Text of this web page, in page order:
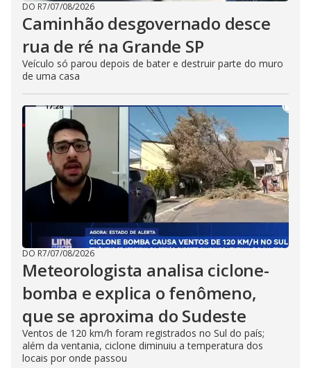
DO R7/07/08/2026
Caminhão desgovernado desce
rua de ré na Grande SP
Veículo só parou depois de bater e destruir parte do muro
de uma casa
DO R7/07/08/2026
Meteorologista analisa ciclone-
bomba e explica o fenômeno,
que se aproxima do Sudeste
Ventos de 120 km/h foram registrados no Sul do país;
além da ventania, ciclone diminuiu a temperatura dos
locais por onde passou